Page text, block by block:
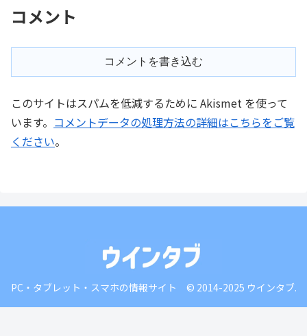
コメント
コメントを書き込む
このサイトはスパムを低減するために Akismet を使って
います。 コメントデータの処理方法の詳細はこちらをご覧
ください。
PC・タブレット・スマホの情報サイト © 2014-2025 ウインタブ.